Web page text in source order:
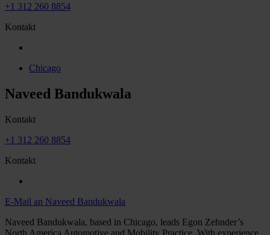
+1 312 260 8854
Kontakt
Chicago
Naveed Bandukwala
Kontakt
+1 312 260 8854
Kontakt
E-Mail an Naveed Bandukwala
Naveed Bandukwala, based in Chicago, leads Egon Zehnder’s
North America Automotive and Mobility Practice. With experience